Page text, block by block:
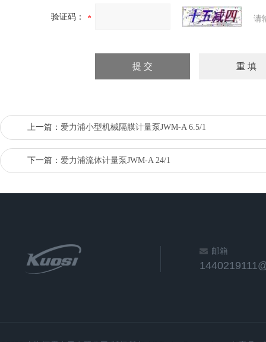
验证码： 请
上一篇： 爱力浦小型机械隔膜计量泵JWM-A 6.5/1
下一篇： 爱力浦流体计量泵JWM-A 24/1
邮箱